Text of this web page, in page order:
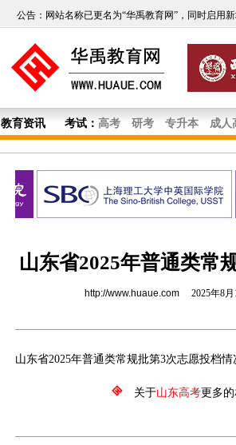
公告：网站名称已更名为“华禹教育网”，同时启用新
教育资讯 考试： 高考 研考 专升本 成人
山东省2025年普通类常
http://www.huaue.com2025年8月
山东省2025年普通类常规批第3次志愿投档情
关于山东高考更多